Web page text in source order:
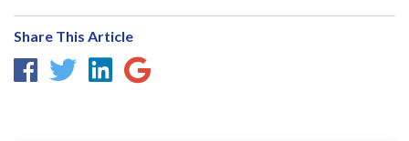
Share This Article